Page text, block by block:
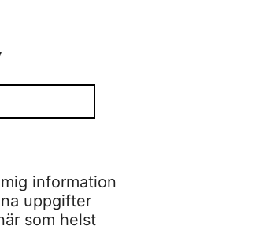
information
uppgifter
som helst